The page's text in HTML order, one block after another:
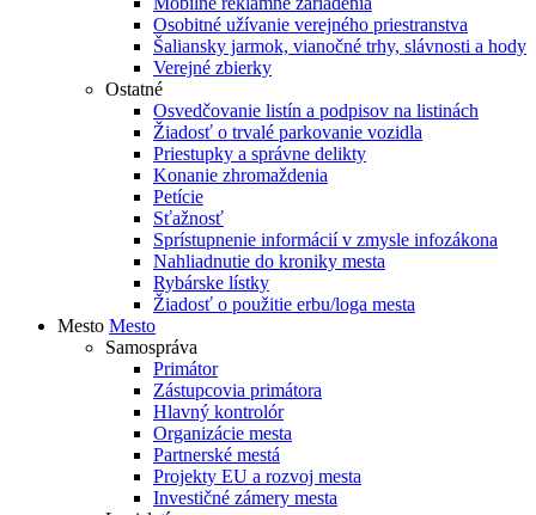
Osobitné užívanie verejného priestranstva
Šaliansky jarmok, vianočné trhy, slávnosti a hody
Verejné zbierky
Ostatné
Osvedčovanie listín a podpisov na listinách
Žiadosť o trvalé parkovanie vozidla
Priestupky a správne delikty
Konanie zhromaždenia
Petície
Sťažnosť
Sprístupnenie informácií v zmysle infozákona
Nahliadnutie do kroniky mesta
Rybárske lístky
Žiadosť o použitie erbu/loga mesta
Mesto Mesto
Samospráva
Primátor
Zástupcovia primátora
Hlavný kontrolór
Organizácie mesta
Partnerské mestá
Projekty EU a rozvoj mesta
Investičné zámery mesta